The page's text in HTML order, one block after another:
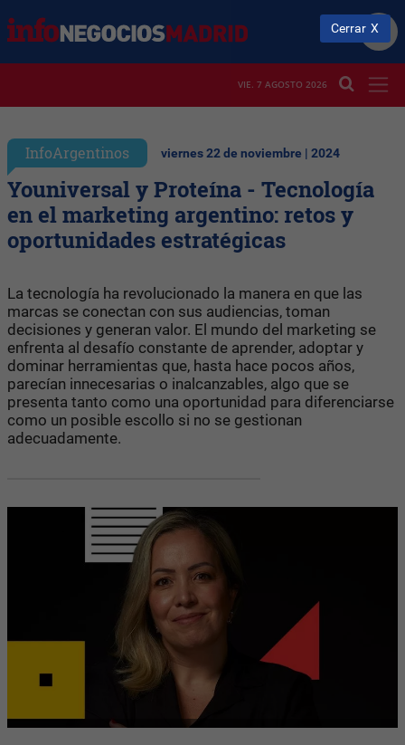
VIE. 7 AGOSTO 2026
InfoArgentinos viernes 22 de noviembre | 2024
Youniversal y Proteína - Tecnología
en el marketing argentino: retos y
oportunidades estratégicas
La tecnología ha revolucionado la manera en que las
marcas se conectan con sus audiencias, toman
decisiones y generan valor. El mundo del marketing se
enfrenta al desafío constante de aprender, adoptar y
dominar herramientas que, hasta hace pocos años,
parecían innecesarias o inalcanzables, algo que se
presenta tanto como una oportunidad para diferenciarse
como un posible escollo si no se gestionan
adecuadamente.
Cerrar